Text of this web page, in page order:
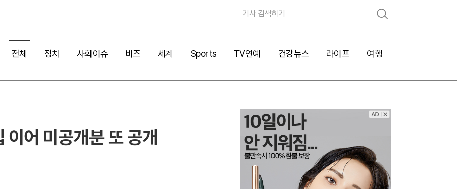
검
색
전체 정치 사회이슈 비즈 세계 Sports TV연예 건강뉴스 라이프 여행
어 미공개분 또 공개